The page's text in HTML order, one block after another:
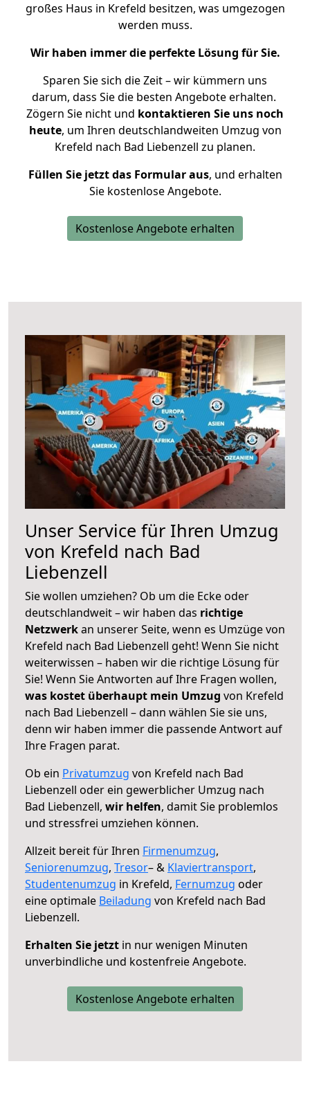
großes Haus in Krefeld besitzen, was umgezogen
werden muss.
Wir haben immer die perfekte Lösung für Sie.
Sparen Sie sich die Zeit – wir kümmern uns
darum, dass Sie die besten Angebote erhalten.
Zögern Sie nicht und kontaktieren Sie uns noch
heute, um Ihren deutschlandweiten Umzug von
Krefeld nach Bad Liebenzell zu planen.
Füllen Sie jetzt das Formular aus, und erhalten
Sie kostenlose Angebote.
Kostenlose Angebote erhalten
Unser Service für Ihren Umzug
von Krefeld nach Bad
Liebenzell
Sie wollen umziehen? Ob um die Ecke oder
deutschlandweit – wir haben das richtige
Netzwerkan unserer Seite, wenn es Umzüge von
Krefeld nach Bad Liebenzell geht! Wenn Sie nicht
weiterwissen – haben wir die richtige Lösung für
Sie! Wenn Sie Antworten auf Ihre Fragen wollen,
was kostet überhaupt mein Umzug von Krefeld
nach Bad Liebenzell – dann wählen Sie sie uns,
denn wir haben immer die passende Antwort auf
Ihre Fragen parat.
Ob ein Privatumzug von Krefeld nach Bad
Liebenzell oder ein gewerblicher Umzug nach
Bad Liebenzell, wir helfen, damit Sie problemlos
und stressfrei umziehen können.
Allzeit bereit für Ihren Firmenumzug,
Seniorenumzug, Tresor– & Klaviertransport,
Studentenumzug in Krefeld, Fernumzug oder
eine optimale Beiladung von Krefeld nach Bad
Liebenzell.
Erhalten Sie jetzt in nur wenigen Minuten
unverbindliche und kostenfreie Angebote.
Kostenlose Angebote erhalten